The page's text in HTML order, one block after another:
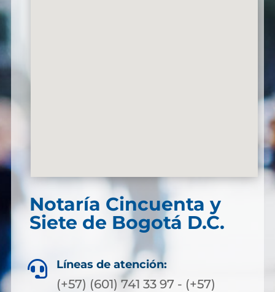
Notaría Cincuenta y
Siete de Bogotá D.C.
 Líneas de atención:
(+57) (601) 741 33 97 - (+57)